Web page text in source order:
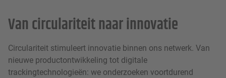
Van circulariteit naar innovatie
Circulariteit stimuleert innovatie binnen ons netwerk. Van
nieuwe productontwikkeling tot digitale
trackingtechnologieën: we onderzoeken voortdurend